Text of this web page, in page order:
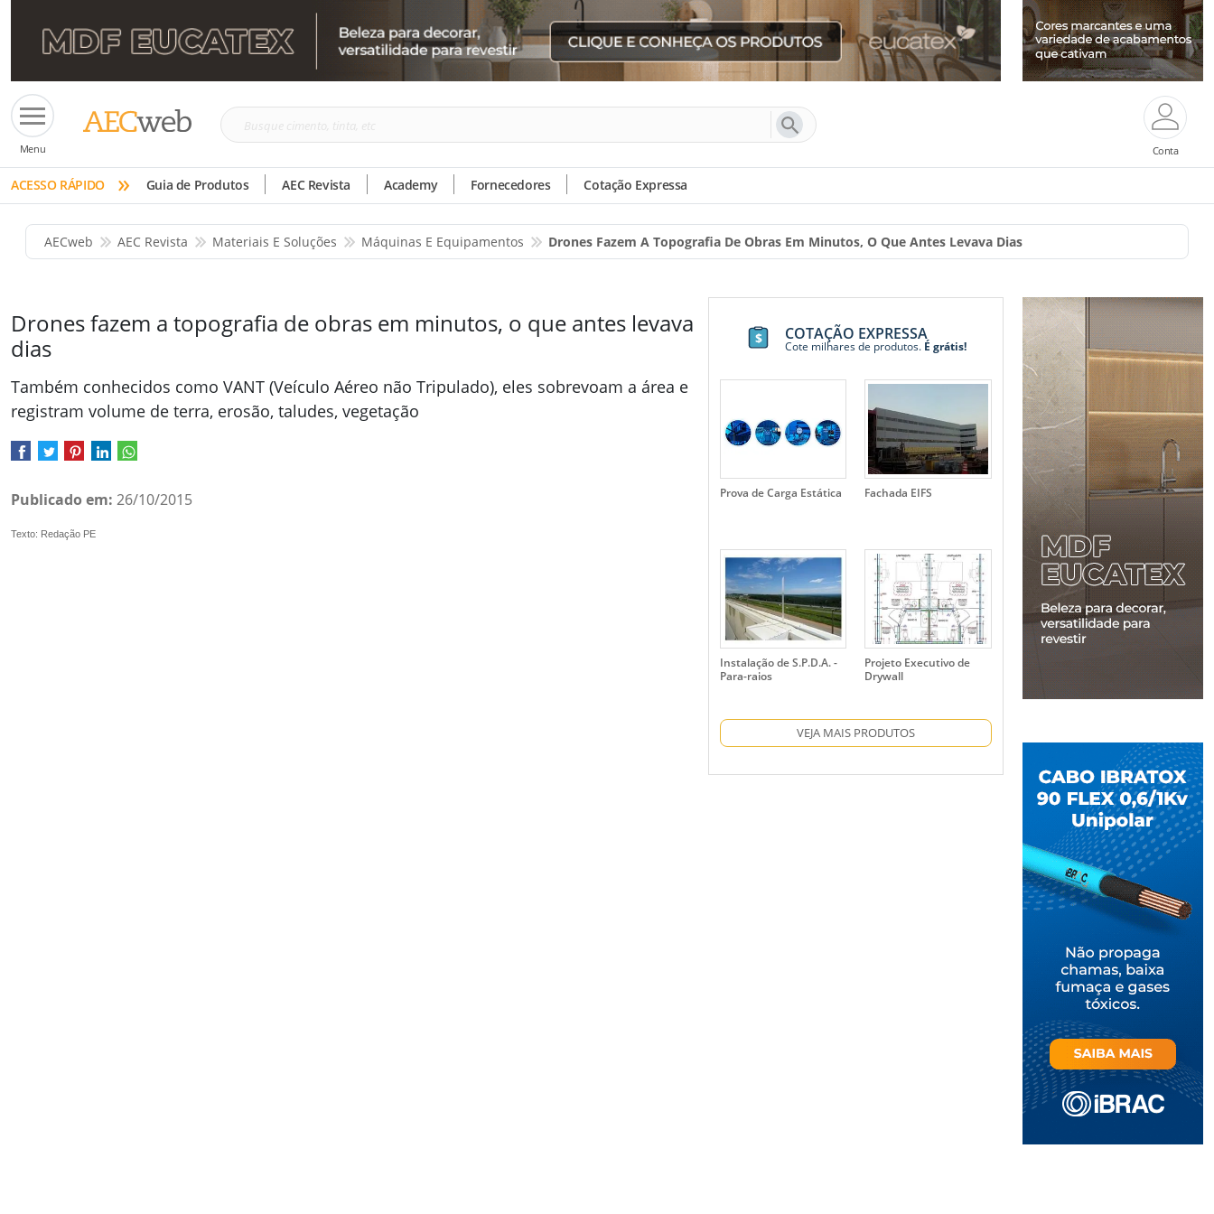
Menu
Busque
tinta,
etc
Conta
ACESSO RÁPIDO » Guia de Produtos AEC Revista Academy Fornecedores Cotação Expressa
AECweb AEC Revista Materiais E Soluções Máquinas E Equipamentos Drones Fazem A Topografia De Obras Em Minutos, O Que Antes Levava Dias
Drones fazem a topografia de obras em minutos, o que antes levava
dias
Também conhecidos como VANT (Veículo Aéreo não Tripulado), eles sobrevoam a área e
registram volume de terra, erosão, taludes, vegetação
Publicado em: 26/10/2015
Texto: Redação PE
COTAÇÃO EXPRESSA
Cote milhares de produtos.É grátis!
Prova de Carga Estática Fachada EIFS
Instalação de S.P.D.A. -
Para-raios
Projeto Executivo de
Drywall
VEJA MAIS PRODUTOS